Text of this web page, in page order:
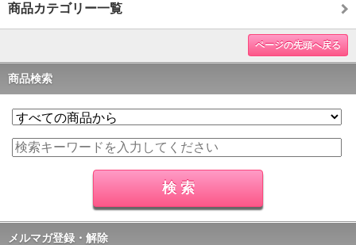
商品カテゴリー一覧
ページの先頭へ戻る
商品検索
メルマガ登録・解除